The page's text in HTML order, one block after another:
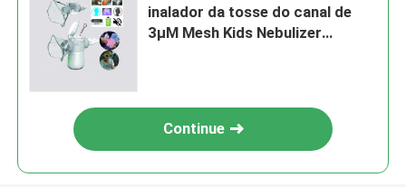
inalador da tosse do canal de
3μM Mesh Kids Nebulizer
Continue